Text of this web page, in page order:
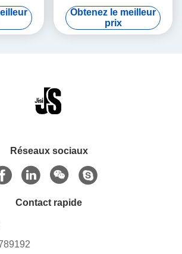
de
de
de
rouges de forme de mini
pour la médecine
Obtenez le meilleur
prix
Réseaux sociaux
Contact rapide